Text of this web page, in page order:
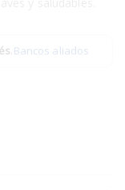
.Bancos aliados